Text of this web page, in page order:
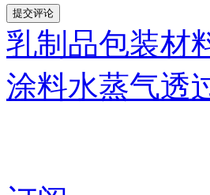
乳制品包装材
涂料水蒸气透